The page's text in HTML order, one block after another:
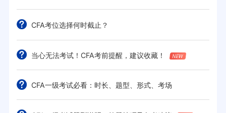
CFA考位选择何时截止？
当心无法考试！CFA考前提醒，建议收藏！
CFA一级考试必看：时长、题型、形式、考场